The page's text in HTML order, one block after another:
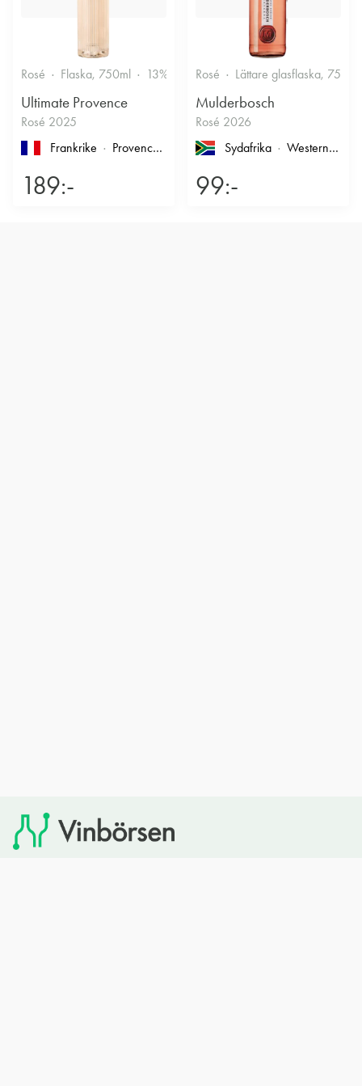
Rosé Flaska, 750ml 13% Friskt & Bärigt
Ultimate Provence
Rosé 2025
Frankrike
Provence , Côtes de Provence
189:-
Rosé Lättare glasflaska, 750ml
Mulderbosch
Rosé 2026
Sydafrika
Western Cape
99:-